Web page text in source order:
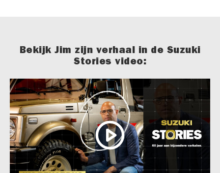
Bekijk Jim zijn verhaal in de Suzuki
Stories video: